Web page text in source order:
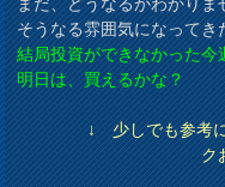
そうなる雰囲気になって
結局投資ができなかった今
明日は、買えるかな？
↓ 少しでも参考に
ク